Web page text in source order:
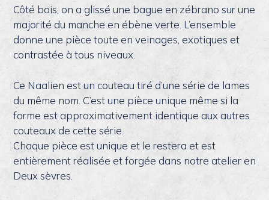
Côté bois, on a glissé une bague en zébrano sur une
majorité du manche en ébène verte. L’ensemble
donne une pièce toute en veinages, exotiques et
contrastée à tous niveaux.
Ce Naalien est un couteau tiré d’une série de lames
du même nom. C’est une pièce unique même si la
forme est approximativement identique aux autres
couteaux de cette série.
Chaque pièce est unique et le restera et est
entièrement réalisée et forgée dans notre atelier en
Deux sèvres.